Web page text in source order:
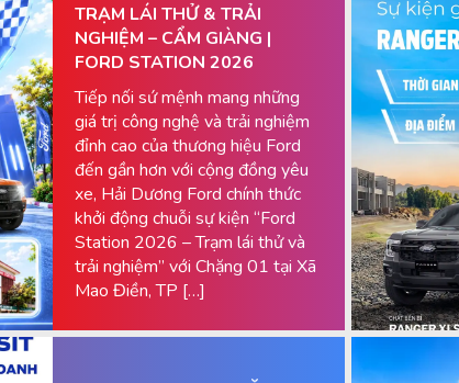
TRẠM LÁI THỬ & TRẢI
NGHIỆM – CẨM GIÀNG |
FORD STATION 2026
Tiếp nối sứ mệnh mang những
giá trị công nghệ và trải nghiệm
đỉnh cao của thương hiệu Ford
đến gần hơn với cộng đồng yêu
xe, Hải Dương Ford chính thức
khởi động chuỗi sự kiện “Ford
Station 2026 – Trạm lái thử và
trải nghiệm” với Chặng 01 tại Xã
Mao Điền, TP […]